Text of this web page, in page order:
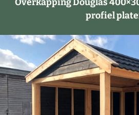
Overkapping Douglas
profiel